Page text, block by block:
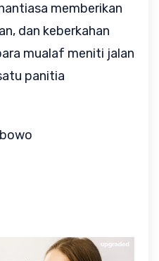
memberikan
dan keberkahan
mualaf meniti jalan
panitia